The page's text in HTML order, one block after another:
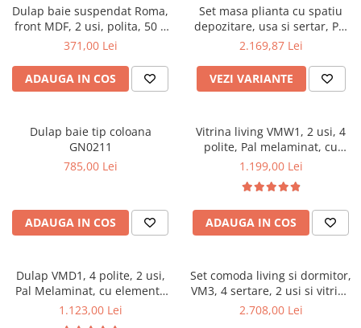
Scaune birou pentru copii
Saltele patuturi copii
Masa si scaune gradinita
Dulap baie suspendat Roma,
front MDF, 2 usi, polita, 50 x
68 cm, alb
371,00 Lei
ADAUGA IN COS
Set masa plianta cu spatiu
depozitare, usa si sertar, Pal
Melaminat, 160x96x80 cm si 6
cu piele ecologica, nuc
2.169,87 Lei
VEZI VARIANTE
Dulap baie tip coloana
GN0211
785,00 Lei
ADAUGA IN COS
Vitrina living VMW1, 2 usi, 4
polite, Pal melaminat, cu
insertii MDF, Nuc
1.199,00 Lei
ADAUGA IN COS
Dulap VMD1, 4 polite, 2 usi,
Pal Melaminat, cu elemente
din MDF, Nuc
1.123,00 Lei
Set comoda living si dormitor,
VM3, 4 sertare, 2 usi si vitrina
suprapozabila VMN4, 2 usi, 2
2.708,00 Lei